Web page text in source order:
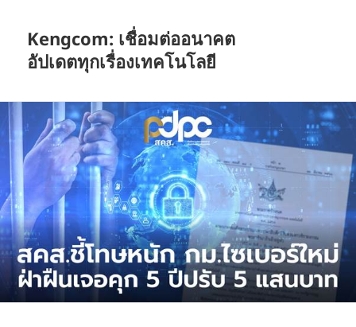
Kengcom: เชื่อมต่ออนาคต
อัปเดตทุกเรื่องเทคโนโลยี